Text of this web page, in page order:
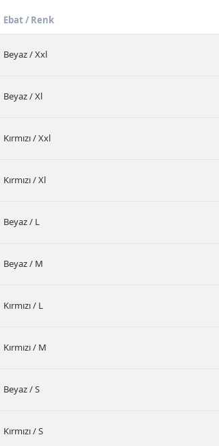
Ebat / Renk
Beyaz / Xxl
Beyaz / Xl
Kırmızı / Xxl
Kırmızı / Xl
Beyaz / L
Beyaz / M
Kırmızı / L
Kırmızı / M
Beyaz / S
Kırmızı / S